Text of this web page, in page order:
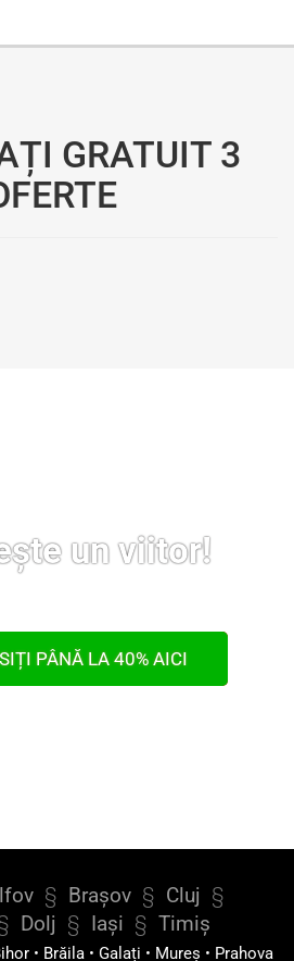
GRATUIT 3
un viitor!
PÂNĂ LA 40% AICI
Ilfov§ Brașov§ Cluj §
Dolj § Iași § Timiș
• Brăila • Galați • Mureș • Prahova